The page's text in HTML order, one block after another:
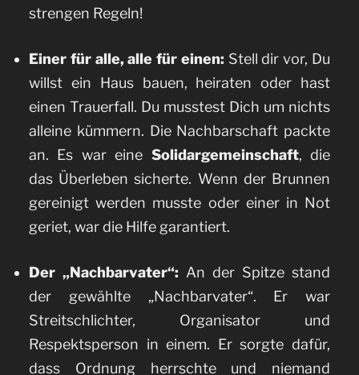
strengen Regeln!
Einer für alle, alle für einen: Stell dir vor, Du
willst ein Haus bauen, heiraten oder hast
einen Trauerfall. Du musstest Dich um nichts
alleine kümmern. Die Nachbarschaft packte
an. Es war eine Solidargemeinschaft, die
das Überleben sicherte. Wenn der Brunnen
gereinigt werden musste oder einer in Not
geriet, war die Hilfe garantiert.
Der „Nachbarvater“: An der Spitze stand
der gewählte „Nachbarvater“. Er war
Streitschlichter, Organisator und
Respektsperson in einem. Er sorgte dafür,
dass Ordnung herrschte und niemand